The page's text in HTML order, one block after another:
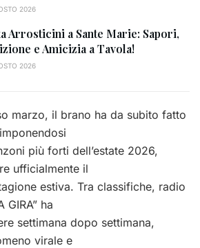
2026
Arrosticini a Sante Marie: Sapori,
e Amicizia a Tavola!
2026
marzo, il brano ha da subito fatto
più forti dell’estate 2026,
ufficialmente il
estiva. Tra classifiche, radio
GIRA” ha
settimana dopo settimana,
virale e